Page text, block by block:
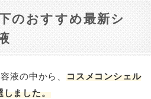
のおすすめ最新シ
液の中から、 コスメコンシェル
しました。